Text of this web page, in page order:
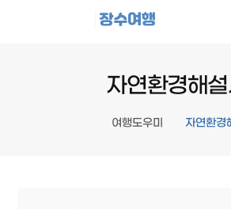
장수여행
자연환경해
여행도우미 자연환경